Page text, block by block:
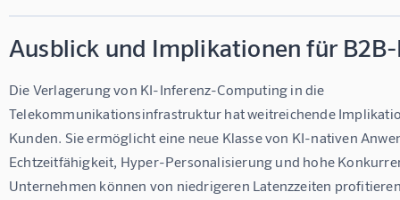
Ausblick und Implikationen für
Die Verlagerung von KI-Inferenz-Computing in die
Telekommunikationsinfrastruktur hat weitreichende
Kunden. Sie ermöglicht eine neue Klasse von KI-nativen
Echtzeitfähigkeit, Hyper-Personalisierung und hohe
Unternehmen können von niedrigeren Latenzzeiten